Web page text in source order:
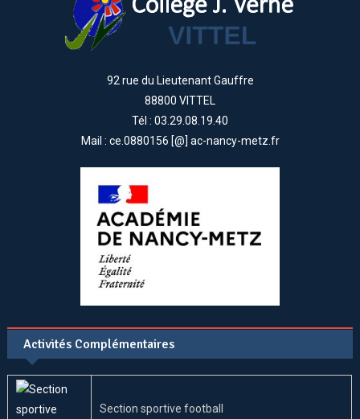
92 rue du Lieutenant Gauffre
88800 VITTEL
Tél : 03.29.08.19.40
Mail : ce.0880156 [@] ac-nancy-metz.fr
Activités Complémentaires
Section sportive football